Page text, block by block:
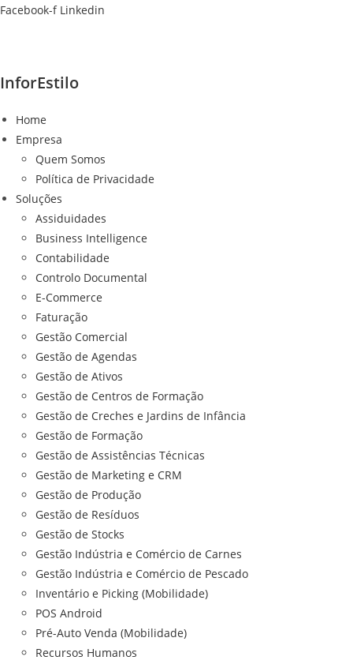
Ir
Facebook-f Linkedin
InforEstilo
Home
Empresa
Quem Somos
Política de Privacidade
Soluções
Assiduidades
Business Intelligence
Contabilidade
Controlo Documental
E-Commerce
Faturação
Gestão Comercial
Gestão de Agendas
Gestão de Ativos
Gestão de Centros de Formação
Gestão de Creches e Jardins de Infância
Gestão de Formação
Gestão de Assistências Técnicas
Gestão de Marketing e CRM
Gestão de Produção
Gestão de Resíduos
Gestão de Stocks
Gestão Indústria e Comércio de Carnes
Gestão Indústria e Comércio de Pescado
Inventário e Picking (Mobilidade)
POS Android
Pré-Auto Venda (Mobilidade)
Recursos Humanos